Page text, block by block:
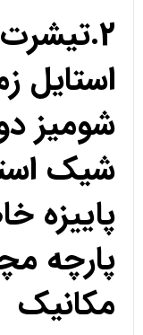
استایل
شومیز
شیک
پارچه
مکانیک